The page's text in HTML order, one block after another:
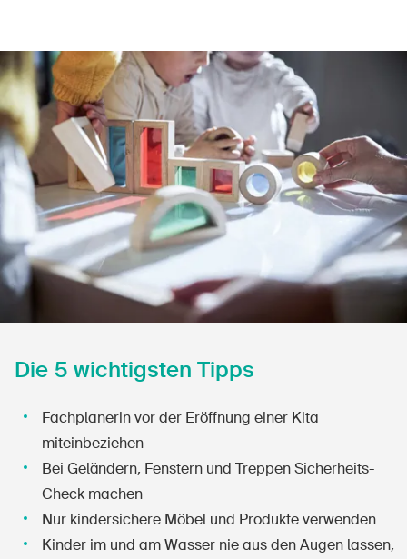
Die 5 wichtigsten Tipps
Fachplanerin vor der Eröffnung einer Kita
miteinbeziehen
Bei Geländern, Fenstern und Treppen Sicherheits-
Check machen
Nur kindersichere Möbel und Produkte verwenden
Kinder im und am Wasser nie aus den Augen lassen,